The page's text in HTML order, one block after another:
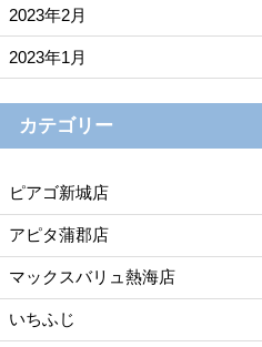
2023年2月
2023年1月
カテゴリー
ピアゴ新城店
アピタ蒲郡店
マックスバリュ熱海店
いちふじ